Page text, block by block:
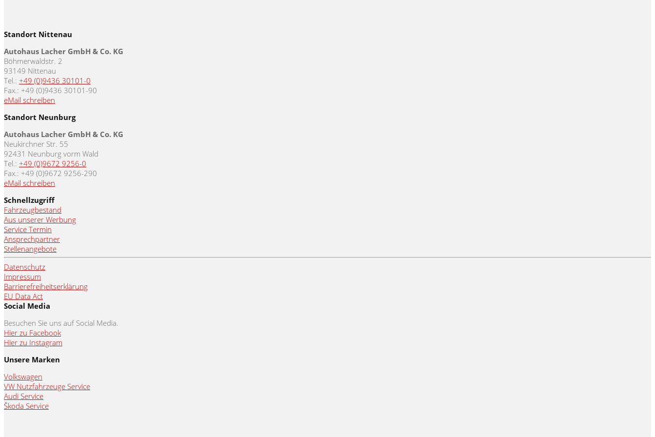
Standort Nittenau
Autohaus Lacher GmbH & Co. KG
Böhmerwaldstr. 2
93149 Nittenau
Tel.: +49 (0)9436 30101-0
Fax.: +49 (0)9436 30101-90
eMail schreiben
Standort Neunburg
Autohaus Lacher GmbH & Co. KG
Neukirchner Str. 55
92431 Neunburg vorm Wald
Tel.: +49 (0)9672 9256-0
Fax.: +49 (0)9672 9256-290
eMail schreiben
Schnellzugriff
Fahrzeugbestand
Aus unserer Werbung
Service Termin
Ansprechpartner
Stellenangebote
Datenschutz
Impressum
Barrierefreiheitserklärung
EU Data Act
Social Media
Besuchen Sie uns auf Social Media.
Hier zu Facebook
Hier zu Instagram
Unsere Marken
Volkswagen
VW Nutzfahrzeuge Service
Audi Service
Škoda Service